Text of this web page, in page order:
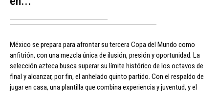
México se prepara para afrontar su tercera Copa del Mundo como
anfitrión, con una mezcla única de ilusión, presión y oportunidad. La
selección azteca busca superar su límite histórico de los octavos de
final y alcanzar, por fin, el anhelado quinto partido. Con el respaldo de
jugar en casa, una plantilla que combina experiencia y juventud, y el